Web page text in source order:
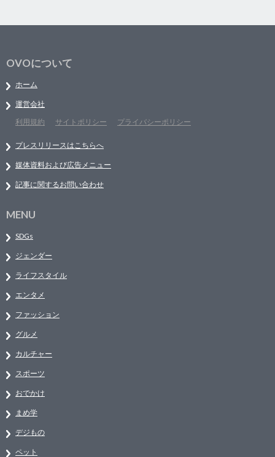
OVOについて
ホーム
運営会社
利用規約
サイトポリシー プライバシーポリシー
プレスリリースはこちらへ
媒体資料および広告メニュー
記事に関するお問い合わせ
MENU
SDGs
ジェンダー
ライフスタイル
エンタメ
ファッション
グルメ
カルチャー
スポーツ
おでかけ
まめ学
デジもの
ペット